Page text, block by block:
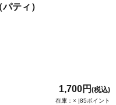
ティ）
1,700円 (税込)
在庫：× |85ポイント